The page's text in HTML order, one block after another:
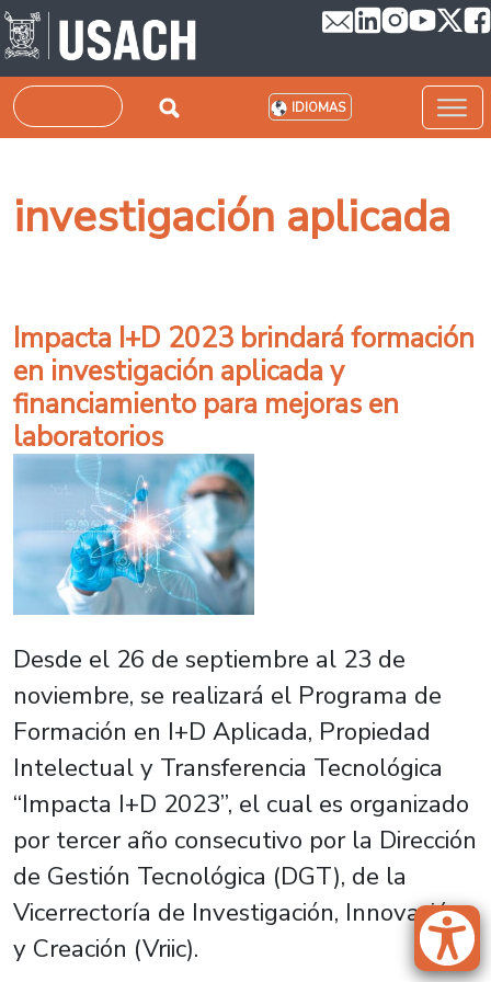
Pasar al contenido principal
Buscar IDIOMAS
investigación aplicada
Impacta I+D 2023 brindará formación
en investigación aplicada y
financiamiento para mejoras en
laboratorios
Desde el 26 de septiembre al 23 de
noviembre, se realizará el Programa de
Formación en I+D Aplicada, Propiedad
Intelectual y Transferencia Tecnológica
“Impacta I+D 2023”, el cual es organizado
por tercer año consecutivo por la Dirección
de Gestión Tecnológica (DGT), de la
Vicerrectoría de Investigación, Innovación
y Creación (Vriic).